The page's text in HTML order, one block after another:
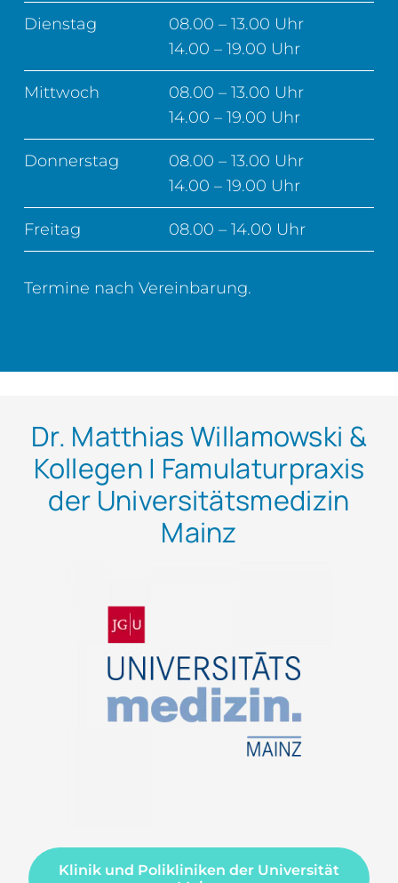
Dienstag
08.00 – 13.00 Uhr
14.00 – 19.00 Uhr
Mittwoch
08.00 – 13.00 Uhr
14.00 – 19.00 Uhr
Donnerstag
08.00 – 13.00 Uhr
14.00 – 19.00 Uhr
Freitag 08.00 – 14.00 Uhr
Termine nach Vereinbarung.
Dr. Matthias Willamowski &
Kollegen | Famulaturpraxis
der Universitätsmedizin
Mainz
Klinik und Polikliniken der Universität